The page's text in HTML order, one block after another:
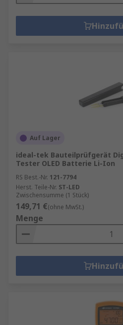
Auf Lager
ideal-tek Bauteilprüfgerät
Tester OLED Batterie Li-Ion
RS Best.-Nr. 121-7794
Herst. Teile-Nr. ST-LED
Zwischensumme (1 Stück)
149,71 €(ohne MwSt.)
Menge